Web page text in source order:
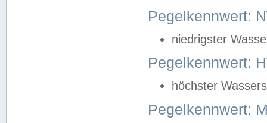
Pegelkennwert:
niedrigster
Pegelkennwert:
höchster
Pegelkennwert: